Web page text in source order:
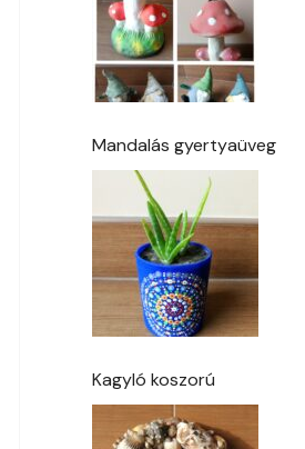
Mandalás gyertyaüveg
Kagyló koszorú